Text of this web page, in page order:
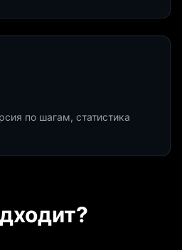
по шагам, статистика